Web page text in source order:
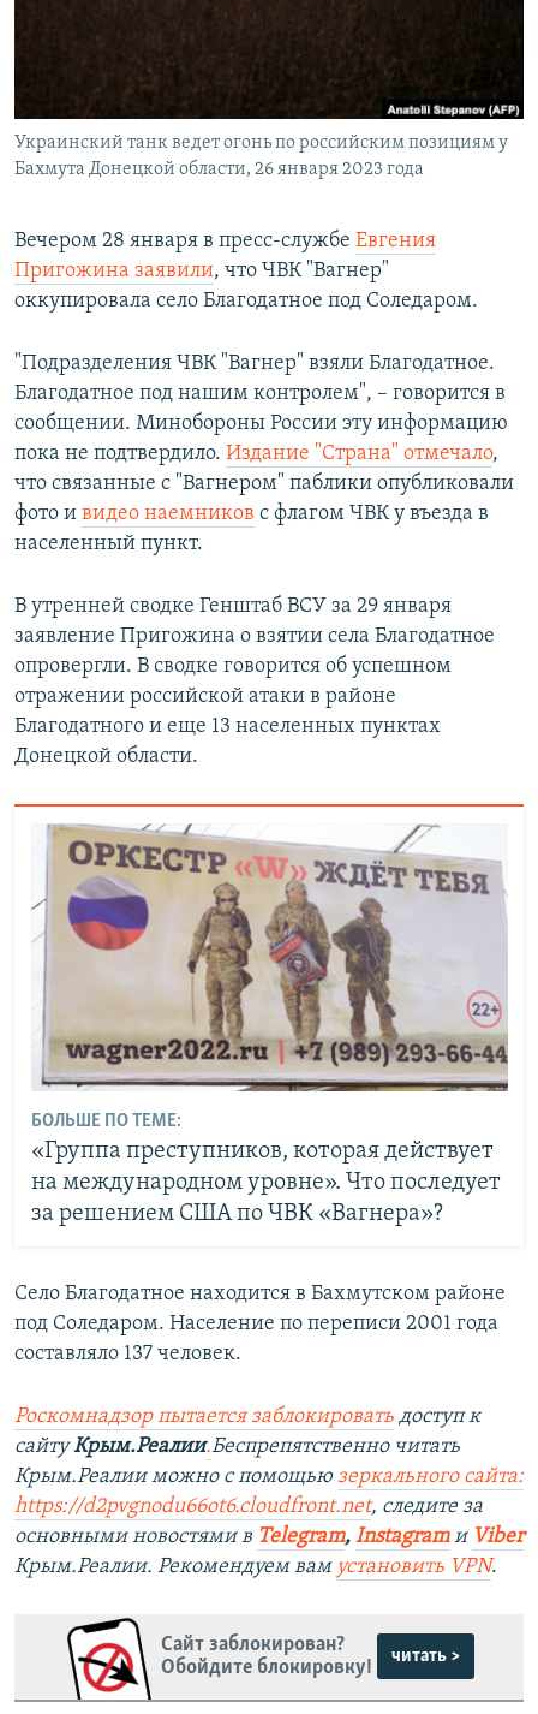
КРЫМ.НЕПОКОРЕННЫЙ
УКРАИНСКАЯ ПРОБЛЕМА КРЫМА
Все сайты RFE/RL
Украинский танк ведет огонь по российским позициям у
Бахмута Донецкой области, 26 января 2023 года
Вечером 28 января в пресс-службе Евгения
Пригожина заявили, что ЧВК "Вагнер"
оккупировала село Благодатное под Соледаром.
"Подразделения ЧВК "Вагнер" взяли Благодатное.
Благодатное под нашим контролем", – говорится в
сообщении. Минобороны России эту информацию
пока не подтвердило. Издание "Страна" отмечало,
что связанные с "Вагнером" паблики опубликовали
фото и видео наемников с флагом ЧВК у въезда в
населенный пункт.
В утренней сводке Генштаб ВСУ за 29 января
заявление Пригожина о взятии села Благодатное
опровергли. В сводке говорится об успешном
отражении российской атаки в районе
Благодатного и еще 13 населенных пунктах
Донецкой области.
БОЛЬШЕ ПО ТЕМЕ:
«Группа преступников, которая действует
на международном уровне». Что последует
за решением США по ЧВК «Вагнера»?
Село Благодатное находится в Бахмутском районе
под Соледаром. Население по переписи 2001 года
составляло 137 человек.
Роскомнадзор пытается заблокировать доступ к
сайтуКрым.Реалии.Беспрепятственно читать
Крым.Реалии можно с помощью зеркального сайта:
https://d2pvgnodu66ot6.cloudfront.net, следите за
основными новостями в Telegram, Instagramи Viber
Крым.Реалии. Рекомендуем вам установить VPN.
Сайт заблокирован?
Обойдите блокировку!
читать >